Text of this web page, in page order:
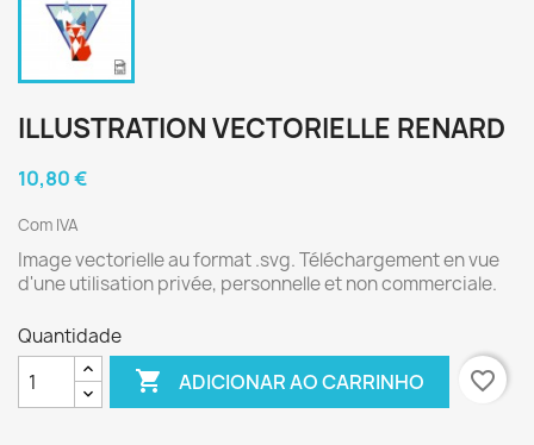
ILLUSTRATION VECTORIELLE RENARD
10,80 €
Com IVA
Image vectorielle au format .svg. Téléchargement en vue
d'une utilisation privée, personnelle et non commerciale.
Quantidade
 ADICIONAR AO CARRINHO favorite_border